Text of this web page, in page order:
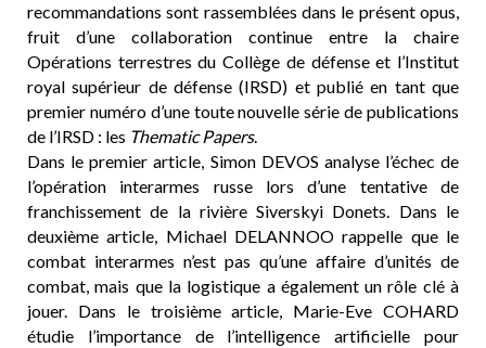
recommandations sont rassemblées dans le présent opus,
fruit d’une collaboration continue entre la chaire
Opérations terrestres du Collège de défense et l’Institut
royal supérieur de défense (IRSD) et publié en tant que
premier numéro d’une toute nouvelle série de publications
de l’IRSD : les Thematic Papers.
Dans le premier article, Simon DEVOS analyse l’échec de
l’opération interarmes russe lors d’une tentative de
franchissement de la rivière Siverskyi Donets. Dans le
deuxième article, Michael DELANNOO rappelle que le
combat interarmes n’est pas qu’une affaire d’unités de
combat, mais que la logistique a également un rôle clé à
jouer. Dans le troisième article, Marie-Eve COHARD
étudie l’importance de l’intelligence artificielle pour